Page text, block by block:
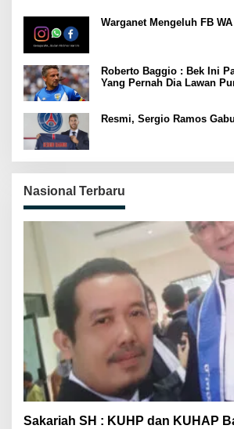
Warganet Mengeluh FB
Roberto Baggio : Bek Ini
Yang Pernah Dia Lawan
Resmi, Sergio Ramos
Nasional Terbaru
Sakariah SH : KUHP dan KUHAP